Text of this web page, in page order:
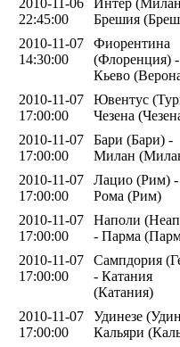
2010-11-06
22:45:00
Интер
Брешия
2010-11-07
14:30:00
Фиорентина
(Флоренция) -
Кьево
2010-11-07
17:00:00
Ювентус
Чезена
2010-11-07
17:00:00
Бари (Бари) -
Милан
2010-11-07
17:00:00
Лацио (Рим) -
Рома (Рим)
2010-11-07
17:00:00
Наполи
- Парма
2010-11-07
17:00:00
Сампдория
- Катания
(Катания)
2010-11-07
17:00:00
Удинезе
Кальяри